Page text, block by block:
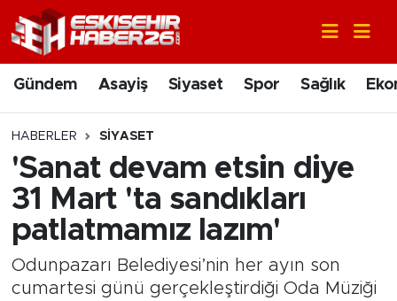
Gündem Asayiş Siyaset Spor Sağlık
HABERLER SIYASET
'Sanat devam etsin diye
31 Mart 'ta sandıkları
patlatmamız lazım'
Odunpazarı Belediyesi’nin her ayın son
cumartesi günü gerçekleştirdiği Oda Müziği
Gündem
Asayiş
Siyaset
Spor
Ekonomi
Nöbetçi Eczaneler
Hava Durumu
Trafik Durumu
Süper Lig Puan Durumu ve Fikstür
Son Dakika Haberleri